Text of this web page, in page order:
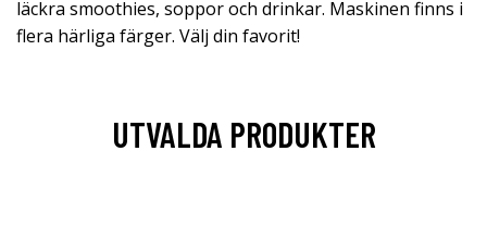
läckra smoothies, soppor och drinkar. Maskinen finns i
flera härliga färger. Välj din favorit!
UTVALDA PRODUKTER